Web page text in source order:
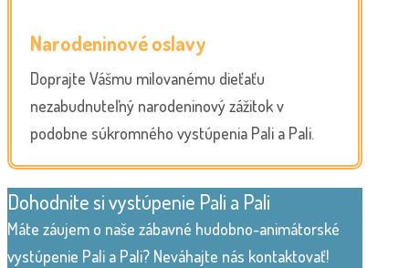
Narodeninové oslavy
Doprajte Vášmu milovanému dieťaťu
nezabudnuteľný narodeninový zážitok v
podobne súkromného vystúpenia Pali a Pali.
Dohodnite si vystúpenie Pali a Pali
Máte záujem o naše zábavné hudobno-animátorské
vystúpenie Pali a Pali? Neváhajte nás kontaktovať!